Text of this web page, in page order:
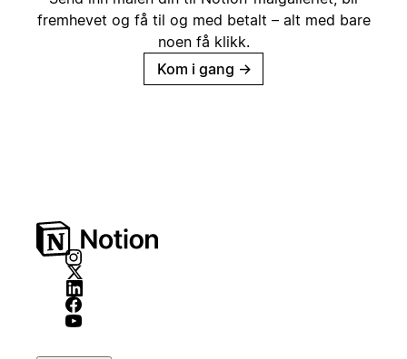
fremhevet og få til og med betalt – alt med bare
noen få klikk.
Kom i gang →